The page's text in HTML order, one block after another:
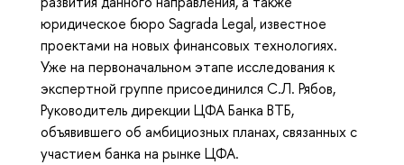
юридическое бюро Sagrada Legal, известное
проектами на новых финансовых технологиях.
Уже на первоначальном этапе исследования к
экспертной группе присоединился С.Л. Рябов,
Руководитель дирекции ЦФА Банка ВТБ,
объявившего об амбициозных планах, связанных с
участием банка на рынке ЦФА.